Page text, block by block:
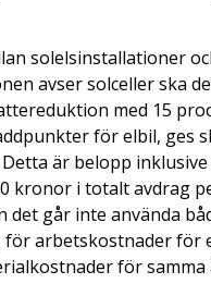
solelsinstallationer
avser solceller ska
med 15
för elbil, ges
är belopp
kronor i totalt avdrag
det går inte använda
arbetskostnader
för samma